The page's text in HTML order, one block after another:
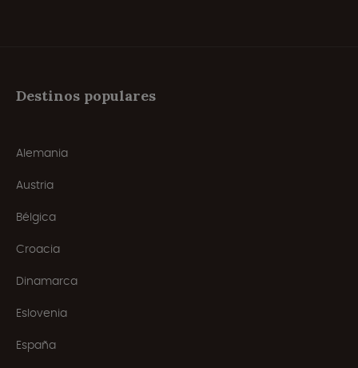
Destinos populares
Alemania
Austria
Bélgica
Croacia
Dinamarca
Eslovenia
España